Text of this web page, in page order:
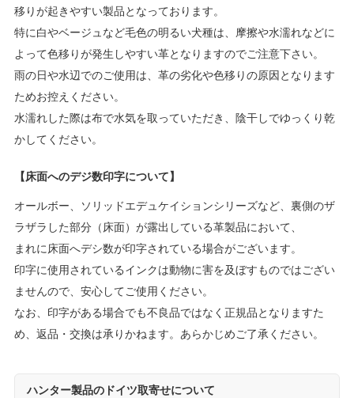
移りが起きやすい製品となっております。
特に白やベージュなど毛色の明るい犬種は、摩擦や水濡れなどに
よって色移りが発生しやすい革となりますのでご注意下さい。
雨の日や水辺でのご使用は、革の劣化や色移りの原因となります
ためお控えください。
水濡れした際は布で水気を取っていただき、陰干しでゆっくり乾
かしてください。
【床面へのデジ数印字について】
オールボー、ソリッドエデュケイションシリーズなど、裏側のザ
ラザラした部分（床面）が露出している革製品において、
まれに床面へデシ数が印字されている場合がございます。
印字に使用されているインクは動物に害を及ぼすものではござい
ませんので、安心してご使用ください。
なお、印字がある場合でも不良品ではなく正規品となりますた
め、返品・交換は承りかねます。あらかじめご了承ください。
ハンター製品のドイツ取寄せについて